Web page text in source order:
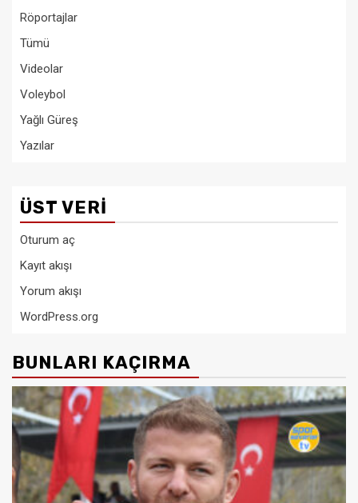
Röportajlar
Tümü
Videolar
Voleybol
Yağlı Güreş
Yazılar
ÜST VERI
Oturum aç
Kayıt akışı
Yorum akışı
WordPress.org
BUNLARI KAÇIRMA